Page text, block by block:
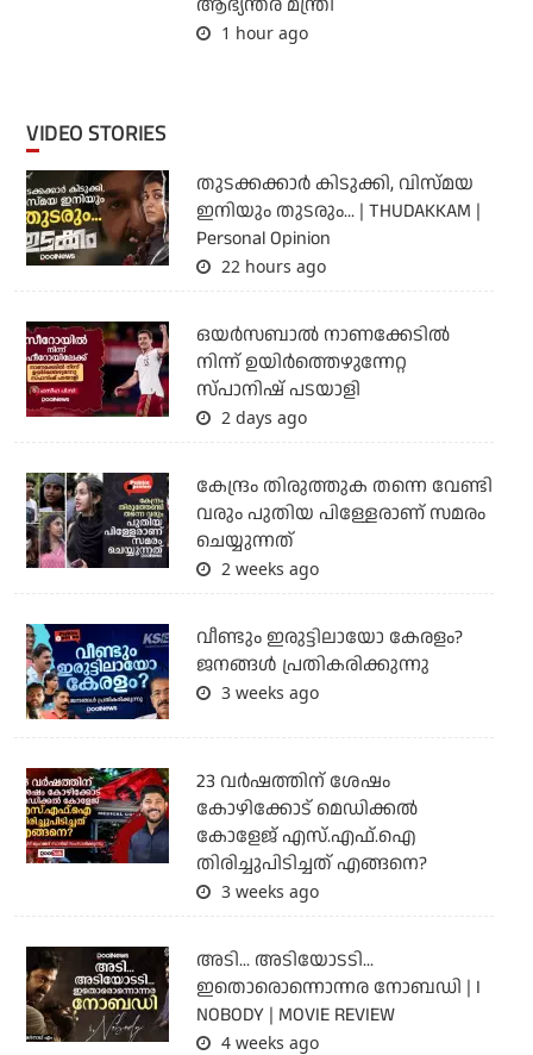
1 hour ago
VIDEO STORIES
തുടക്കക്കാര്‍ കിടുക്കി, വിസ്മയ
ഇനിയും തുടരും... | THUDAKKAM |
Personal Opinion
22 hours ago
ഒയര്‍സബാൽ നാണക്കേടിൽ
നിന്ന് ഉയിർത്തെഴുന്നേറ്റ
സ്പാനിഷ് പടയാളി
2 days ago
കേന്ദ്രം തിരുത്തുക തന്നെ വേണ്ടി
വരും പുതിയ പിള്ളേരാണ് സമരം
ചെയ്യുന്നത്
2 weeks ago
വീണ്ടും ഇരുട്ടിലായോ കേരളം?
ജനങ്ങൾ പ്രതികരിക്കുന്നു
3 weeks ago
23 വർഷത്തിന് ശേഷം
കോഴിക്കോട് മെഡിക്കൽ
കോളേജ് എസ്.എഫ്.ഐ
തിരിച്ചുപിടിച്ചത് എങ്ങനെ?
3 weeks ago
അടി... അടിയോടടി...
ഇതൊരൊന്നൊന്നര നോബഡി | I
NOBODY | MOVIE REVIEW
4 weeks ago